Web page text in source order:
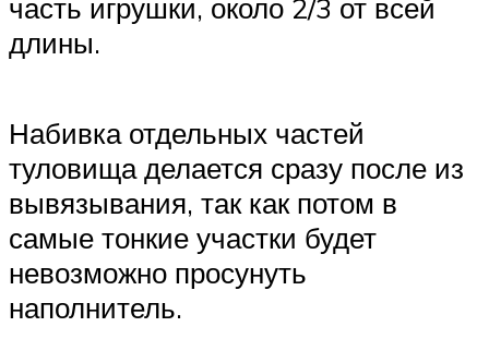
часть игрушки, около 2/3 от всей
длины.
Набивка отдельных частей
туловища делается сразу после из
вывязывания, так как потом в
самые тонкие участки будет
невозможно просунуть
наполнитель.